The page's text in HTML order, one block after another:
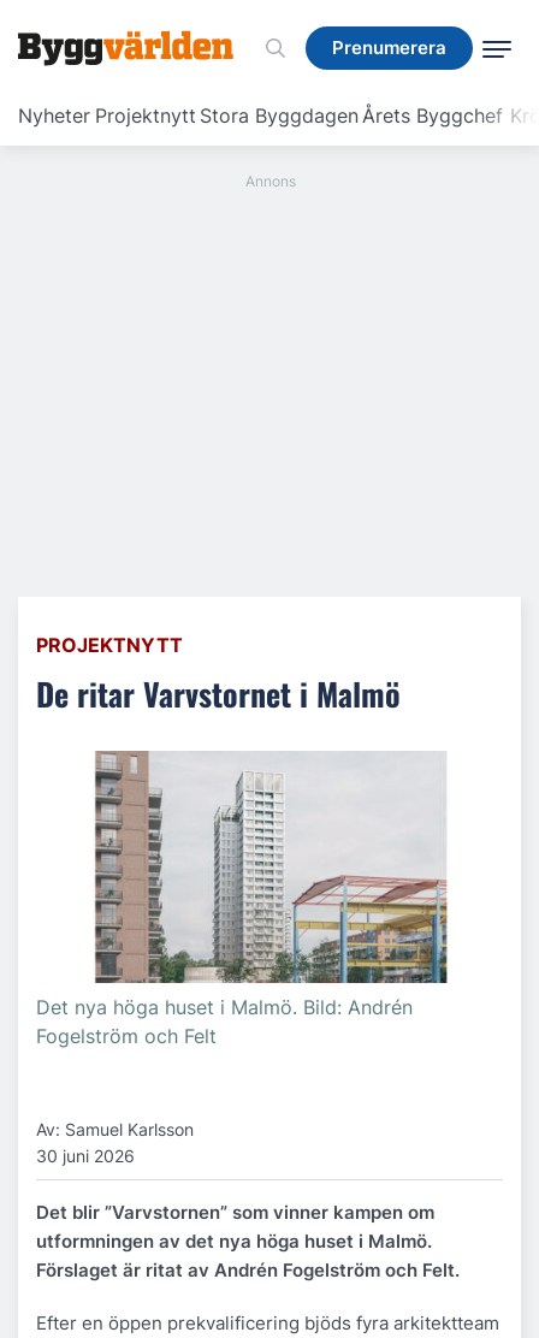
Prenumerera
Nyheter Projektnytt Stora ByggdagenÅrets Byggchef
Prenumerera
PROJEKTNYTT
De ritar Varvstornet i Malmö
Det nya höga huset i Malmö. Bild: Andrén
Fogelström och Felt
Av: Samuel Karlsson
30 juni 2026
Det blir ”Varvstornen” som vinner kampen om
utformningen av det nya höga huset i Malmö.
Förslaget är ritat av Andrén Fogelström och Felt.
Efter en öppen prekvalificering bjöds fyra arkitektteam